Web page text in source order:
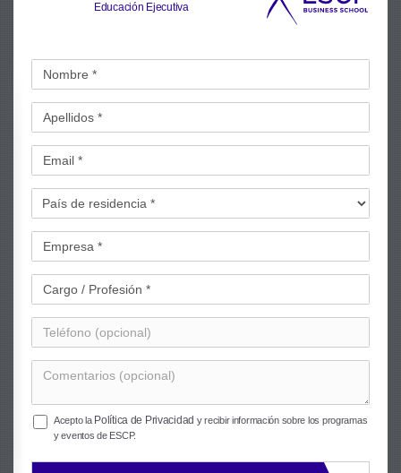
Educación Ejecutiva
Acepto la Política de Privacidad y recibir información sobre los programas
y eventos de ESCP.